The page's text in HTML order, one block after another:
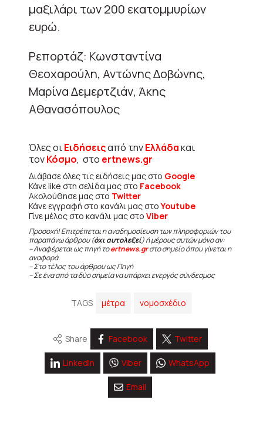
μαξιλάρι των 200 εκατομμυρίων
ευρώ.
Ρεπορτάζ: Κωνσταντίνα
Θεοχαρούλη, Αντώνης Δοβώνης,
Μαρίνα Δεμερτζιάν, Άκης
Αθανασόπουλος
Όλες οιΕιδήσειςαπό τηνΕλλάδακαι
τονΚόσμο, στο ertnews.gr
Διάβασε όλες τις ειδήσεις μας στο Google
Κάνε like στη σελίδα μας στο Facebook
Ακολούθησε μας στο Twitter
Κάνε εγγραφή στο κανάλι μας στοYoutube
Γίνε μέλος στο κανάλι μας στο Viber
Προσοχή! Επιτρέπεται η αναδημοσίευση των πληροφοριών του
παραπάνω άρθρου (όχι αυτολεξεί) ή μέρους αυτών μόνο αν:
– Αναφέρεται ως πηγή τοertnews.grστο σημείο όπου γίνεται η
αναφορά.
– Στο τέλος του άρθρου ως Πηγή
– Σε ένα από τα δύο σημεία να υπάρχει ενεργός σύνδεσμος
TAGS μέτρα νομοσχέδιο
Share Facebook Twitter
Linkedin Viber WhatsApp
Email